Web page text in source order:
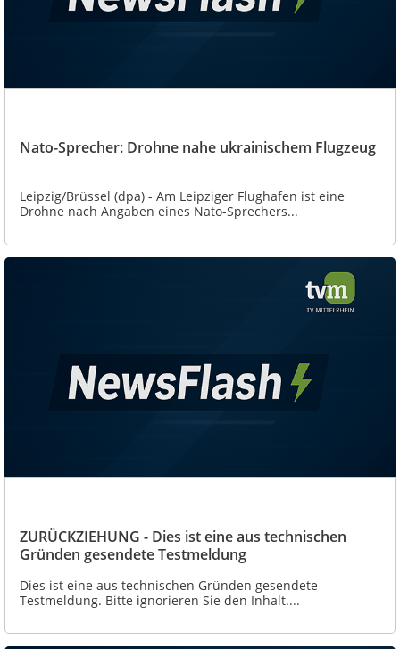
Nato-Sprecher: Drohne nahe ukrainischem Flugzeug
Leipzig/Brüssel (dpa) - Am Leipziger Flughafen ist eine
Drohne nach Angaben eines Nato-Sprechers...
ZURÜCKZIEHUNG - Dies ist eine aus technischen
Gründen gesendete Testmeldung
Dies ist eine aus technischen Gründen gesendete
Testmeldung. Bitte ignorieren Sie den Inhalt....